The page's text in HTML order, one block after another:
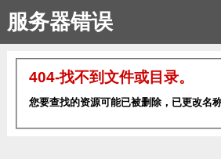
服务器错误
404-找不到文件或目录。
您要查找的资源可能已被删除，已更改名